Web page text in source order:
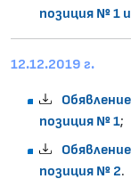
позиция № 1
12.12.2019 г.
позиция № 1;
позиция № 2.